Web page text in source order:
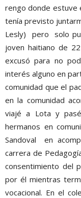
rengo donde estuve
tenía previsto
Lesly) pero solo
joven haitiano de
excusó para no
interés alguno en
comunidad que el
en la comunidad
viajé a Lota y
hermanos en
Sandoval en
carrera de
consentimiento del
por él mientras
vocacional. En el